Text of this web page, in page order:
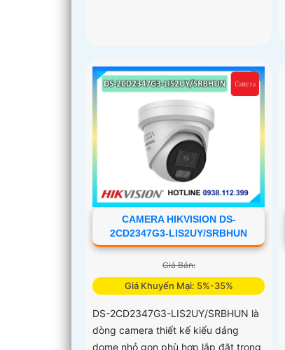
CAMERA HIKVISION DS-
2CD2347G3-LIS2UY/SRBHUN
Giá Bán:
Giá Khuyến Mại: 5%-35%
DS-2CD2347G3-LIS2UY/SRBHUN là
dòng camera thiết kế kiểu dáng
dome nhỏ gọn phù hợp lắp đặt trong